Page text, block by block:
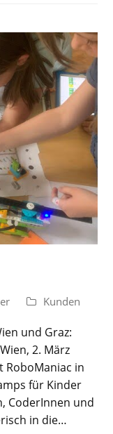
Kunden
und Graz:
2. März
RoboManiac in
für Kinder
CoderInnen und
in die…